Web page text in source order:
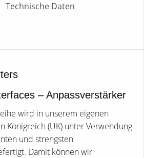
Technische Daten
– Anpassverstärker
wird in unserem eigenen
Königreich (UK) unter Verwendung
und strengsten
Damit können wir